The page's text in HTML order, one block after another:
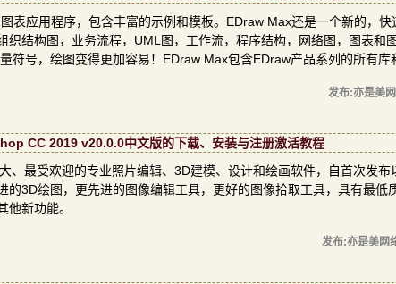
表应用程序，包含丰富的示例和模板。EDraw Max还是一个新的，
织结构图，业务流程，UML图，工作流，程序结构，网络图，图表和
符号，绘图变得更加容易！EDraw Max包含EDraw产品系列的所有库
发布:亦是美
CC 2019 v20.0.0中文版的下载、安装与注册激活教程
、最受欢迎的专业照片编辑、3D建模、设计和绘画软件，自首次发布
的3D绘图，更先进的图像编辑工具，更好的图像拾取工具，具有最低
他新功能。
发布:亦是美网